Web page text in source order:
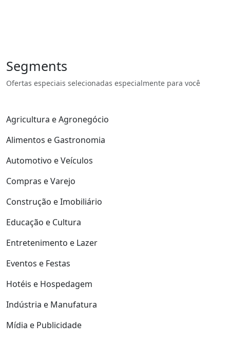
Segments
Ofertas especiais selecionadas especialmente para você
Agricultura e Agronegócio
Alimentos e Gastronomia
Automotivo e Veículos
Compras e Varejo
Construção e Imobiliário
Educação e Cultura
Entretenimento e Lazer
Eventos e Festas
Hotéis e Hospedagem
Indústria e Manufatura
Mídia e Publicidade